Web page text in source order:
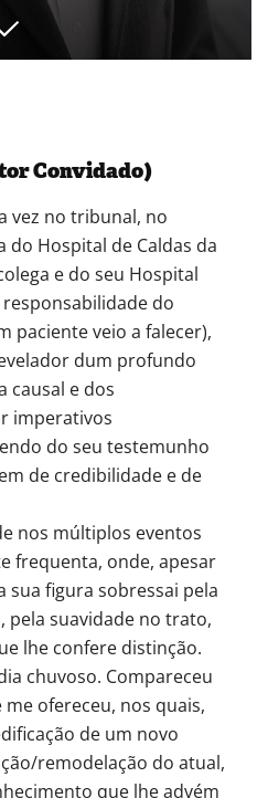
Convidado)
vez no tribunal, no
Hospital de Caldas da
e do seu Hospital
do
paciente veio a falecer),
dum profundo
causal e dos
imperativos
do seu testemunho
de credibilidade e de
nos múltiplos eventos
frequenta, onde, apesar
sua figura sobressai pela
pela suavidade no trato,
lhe confere distinção.
chuvoso. Compareceu
ofereceu, nos quais,
de um novo
remodelação do atual,
que lhe advém